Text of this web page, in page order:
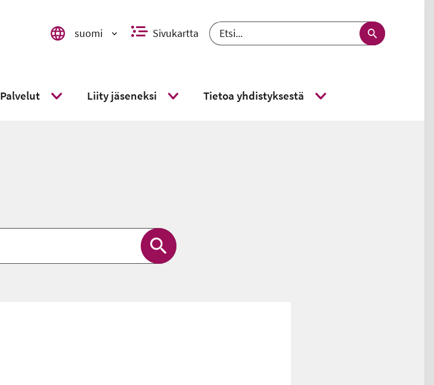
Valitse kieli, switch language, välj språk - nykyinen kieli suomi
suomi Sivukartta Etsi
Palvelut Liity jäseneksi Tietoa yhdistyksestä
Etsi